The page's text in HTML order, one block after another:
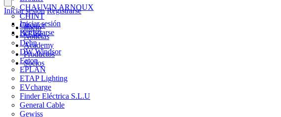
CHAUVIN ARNOUX
CHINT
Circutor
D-Line
Dehn
DW Windsor
Eaton
EPLAN
ETAP Lighting
EVcharge
Finder Eléctrica S.L.U
General Cable
Gewiss
Iniciar sesión
Registrarse
Iniciar sesión Registrarse
Inicio
Noticias
Academy
Productos
Socios